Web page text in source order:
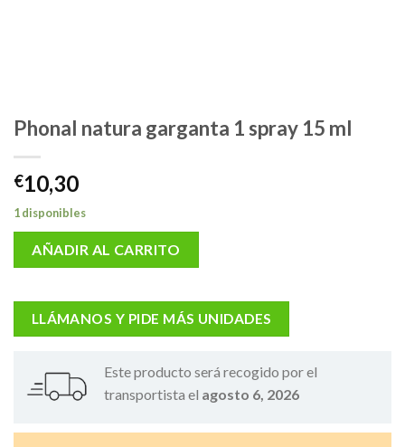
Phonal natura garganta 1 spray 15 ml
€10,30
1 disponibles
AÑADIR AL CARRITO
LLÁMANOS Y PIDE MÁS UNIDADES
Este producto será recogido por el
transportista el agosto 6, 2026